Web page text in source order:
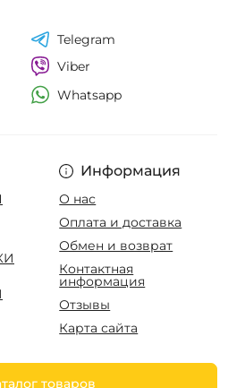
Информация
О нас
Оплата и доставка
Обмен и возврат
Контактная
информация
Отзывы
Карта сайта
товаров
Telegram
Viber
Whatsapp